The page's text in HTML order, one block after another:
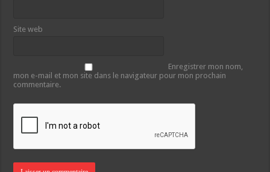
Site web
Enregistrer mon nom,
mon e-mail et mon site dans le navigateur pour mon prochain
commentaire.